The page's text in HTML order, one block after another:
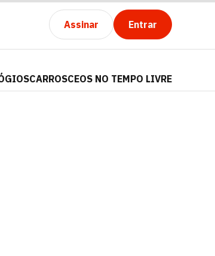
Assinar Entrar
CARROSCEOS NO TEMPO LIVRE